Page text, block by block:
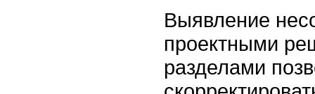
Выявление
проектными
разделами